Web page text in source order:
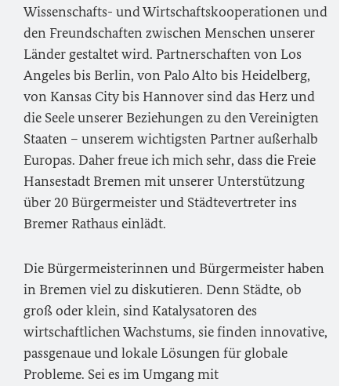
Wissenschafts- und Wirtschaftskooperationen und
den Freundschaften zwischen Menschen unserer
Länder gestaltet wird. Partnerschaften von Los
Angeles bis Berlin, von Palo Alto bis Heidelberg,
von Kansas City bis Hannover sind das Herz und
die Seele unserer Beziehungen zu den Vereinigten
Staaten – unserem wichtigsten Partner außerhalb
Europas. Daher freue ich mich sehr, dass die Freie
Hansestadt Bremen mit unserer Unterstützung
über 20 Bürgermeister und Städtevertreter ins
Bremer Rathaus einlädt.
Die Bürgermeisterinnen und Bürgermeister haben
in Bremen viel zu diskutieren. Denn Städte, ob
groß oder klein, sind Katalysatoren des
wirtschaftlichen Wachstums, sie finden innovative,
passgenaue und lokale Lösungen für globale
Probleme. Sei es im Umgang mit